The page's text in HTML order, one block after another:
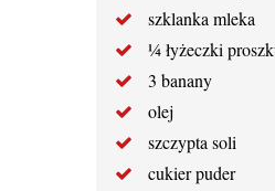
szklanka mleka
¼ łyżeczki
3 banany
olej
szczypta soli
cukier puder